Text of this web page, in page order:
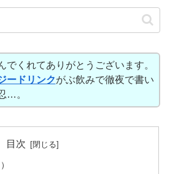
でくれてありがとうございます。
ードリンクがぶ飲みで徹夜で書い
…。
目次